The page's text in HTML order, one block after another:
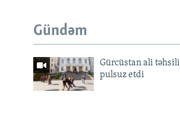
Gündəm
Gürcüstan ali təhsili
pulsuz etdi